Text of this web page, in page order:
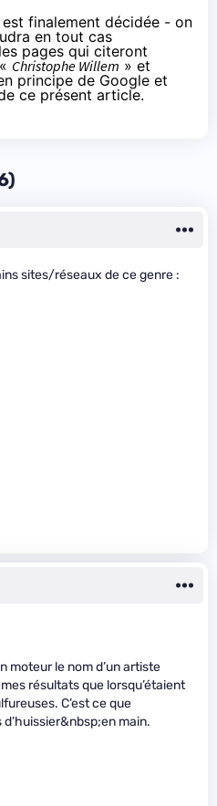
finalement décidée - on
en tout cas
pages qui citeront
Christophe Willem » et
principe de Google et
ce présent article.
sites/réseaux de ce genre :
moteur le nom d’un artiste
résultats que lorsqu’étaient
C’est ce que
main.